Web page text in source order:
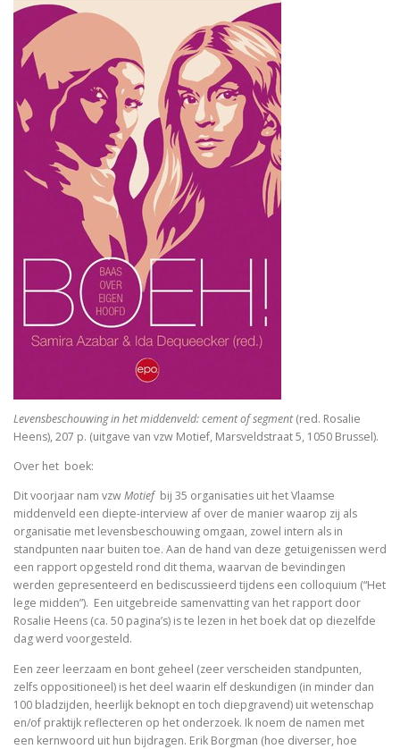
Bachs cantates, toen en nu
De vrouwen van de profeet
Oidipous en Antigone. Drie tragedies.
A New Science. The discovery of Religion
The Christians who became Jews. Acts of the
Heilige gezangen
Waarover men niet spreekt
Identiteit
Over god
The changing faces of Jesus
Toen onze wereld christelijk werd
De Arminiaanse vredeskerk. Redevoeringen van
Het verloren koninkrijk
Herinneringen aan Socrates
Martin Luther
Luther en ‘zijn Joden’
Levensbeschouwing in het middenveld: cement of segment(red. Rosalie
Heens), 207 p. (uitgave van vzw Motief, Marsveldstraat 5, 1050 Brussel).
Over het boek:
Dit voorjaar nam vzwMotief bij 35 organisaties uit het Vlaamse
middenveld een diepte-interview af over de manier waarop zij als
organisatie met levensbeschouwing omgaan, zowel intern als in
standpunten naar buiten toe. Aan de hand van deze getuigenissen werd
een rapport opgesteld rond dit thema, waarvan de bevindingen
werden gepresenteerd en bediscussieerd tijdens een colloquium (“Het
lege midden”). Een uitgebreide samenvatting van het rapport door
Rosalie Heens (ca. 50 pagina’s) is te lezen in het boek dat op diezelfde
dag werd voorgesteld.
Een zeer leerzaam en bont geheel (zeer verscheiden standpunten,
zelfs oppositioneel) is het deel waarin elf deskundigen (in minder dan
100 bladzijden, heerlijk beknopt en toch diepgravend) uit wetenschap
en/of praktijk reflecteren op het onderzoek. Ik noem de namen met
een kernwoord uit hun bijdragen. Erik Borgman (hoe diverser, hoe